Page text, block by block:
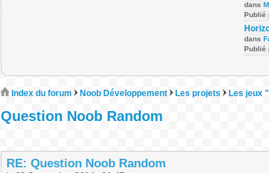
dans
Publié
dans
Publié
Index du forum Noob Développement Les projets Les jeux
Question Noob Random
RE: Question Noob Random